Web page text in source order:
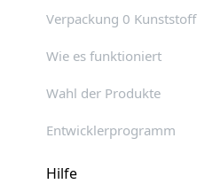
Verpackung 0 Kunststoff
Wie es funktioniert
Wahl der Produkte
Entwicklerprogramm
Hilfe